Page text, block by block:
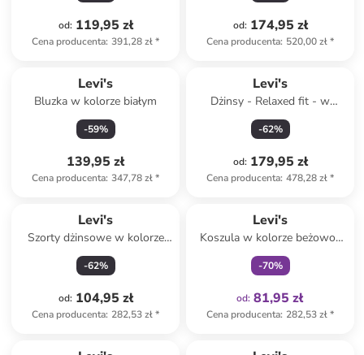
od: 119,95 zł
Cena producenta: 391,28 zł*
od: 174,95 zł
Cena producenta: 520,00 zł*
Levi's
Bluzka w kolorze białym
-59%
139,95 zł
Cena producenta: 347,78 zł*
Levi's
Dżinsy - Relaxed fit - w
kolorze granatowym
-62%
od: 179,95 zł
Cena producenta: 478,28 zł*
Levi's
Szorty dżinsowe w kolorze
błękitnym
-62%
od: 104,95 zł
Cena producenta: 282,53 zł*
Levi's
Koszula w kolorze beżowo-
białym
-70%
od: 81,95 zł
Cena producenta: 282,53 zł*